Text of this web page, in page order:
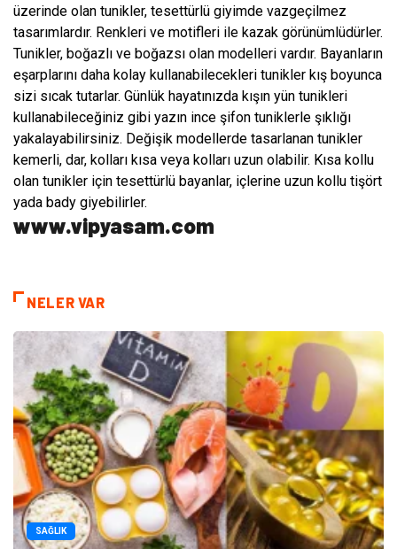
üzerinde olan tunikler, tesettürlü giyimde vazgeçilmez
tasarımlardır. Renkleri ve motifleri ile kazak görünümlüdürler.
Tunikler, boğazlı ve boğazsı olan modelleri vardır. Bayanların
eşarplarını daha kolay kullanabilecekleri tunikler kış boyunca
sizi sıcak tutarlar. Günlük hayatınızda kışın yün tunikleri
kullanabileceğiniz gibi yazın ince şifon tuniklerle şıklığı
yakalayabilirsiniz. Değişik modellerde tasarlanan tunikler
kemerli, dar, kolları kısa veya kolları uzun olabilir. Kısa kollu
olan tunikler için tesettürlü bayanlar, içlerine uzun kollu tişört
yada bady giyebilirler.
www.vipyasam.com
NELER VAR
SAĞLIK